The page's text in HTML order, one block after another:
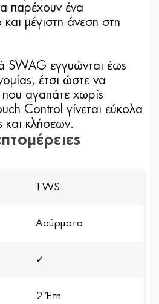
παρέχουν ένα
μέγιστη άνεση στη
SWAG εγγυώνται έως
έτσι ώστε να
που αγαπάτε χωρίς
Control γίνεται εύκολα
και κλήσεων.
TWS
Ασύρματα
✓
2 Έτη